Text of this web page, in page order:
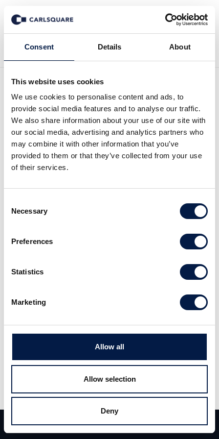
Consent Details About
This website uses cookies
We use cookies to personalise content and ads, to
provide social media features and to analyse our traffic.
We also share information about your use of our site with
our social media, advertising and analytics partners who
may combine it with other information that you’ve
provided to them or that they’ve collected from your use
of their services.
Selection
Necessary
Preferences
Statistics
Marketing
Allow all
Allow selection
Deny
Team Deals Kontakt
Tillbaka till Nyheter
Analys Amasten:
Spännande inhopp i SSM
Analysmaterial 9 mar 2020
Amastens resultat under kv4/2019 innehöll förhållandevis
begränsade värdeökningar på fastighetsbeståndet, men
löpande fortsätter resultatutvecklingen att se bra och stabil ut.
Fokus på byggrätter och nyproduktion syns allt mer. Vi höjer
aktiens riktkurs i Bas-scenariot till 8,14 kronor (tidigare 7,72
Dela